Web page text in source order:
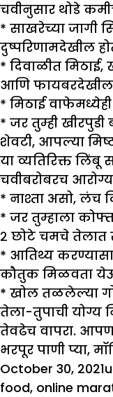
चवीनुसार थोडे
* साखरेच्या जागी
दुष्परिणामदेखील
* दिवाळीत
आणि
* मिठाई
* जर तुम्ही
शेवटी, आपल्या
या व्यतिरिक्त लिंबू
चवीबरोबरच
* नाश्ता असो, लंच
* जर तुम्हाला
२ छोटे चमचे तेलात
* आतिथ्य
कौतुक मिळवता
* खोल तळलेल्या
तेला-तुपाची योग्य
तेवढेच वापरा.
भरपूर पाणी प्या,
Posted
on
October 30, 2021
food, online